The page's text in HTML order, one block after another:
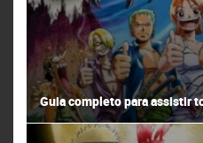
Guia completo para assistir